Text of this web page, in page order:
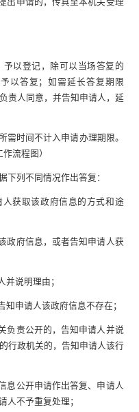
以登记，除可以当场答复的
以答复；如需延长答复期限
责人同意，并告知申请人，延
需时间不计入申请办理期限。
流程图）
下列不同情况作出答复：
获取该政府信息的方式和途
政府信息，或者告知申请人获
并说明理由；
申请人该政府信息不存在；
负责公开的，告知申请人并说
行政机关的，告知申请人该行
息公开申请作出答复、申请人
人不予重复处理；